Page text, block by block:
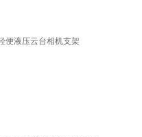
便液压云台相机支架